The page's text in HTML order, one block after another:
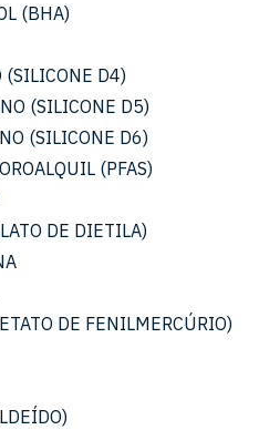
(BHA)
(SILICONE D4)
(SILICONE D5)
(SILICONE D6)
(PFAS)
DE DIETILA)
DE FENILMERCÚRIO)